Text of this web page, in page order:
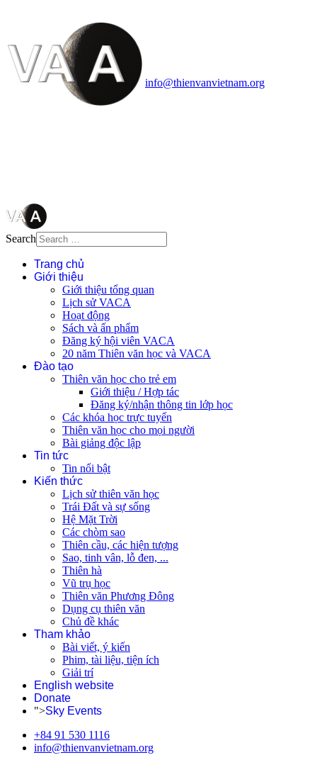
info@thienvanvietnam.org
Trang chủ
Giới thiệu
Giới thiệu tổng quan
Lịch sử VACA
Hoạt động
Sách và ấn phẩm
Đăng ký hội viên VACA
20 năm Thiên văn học và VACA
Đào tạo
Thiên văn học cho trẻ em
Giới thiệu / Hợp tác
Đăng ký/nhận thông tin lớp học
Các khóa học trực tuyến
Thiên văn học cho mọi người
Bài giảng độc lập
Tin tức
Tin nổi bật
Kiến thức
Lịch sử thiên văn học
Trái Đất và sự sống
Hệ Mặt Trời
Các chòm sao
Thiên cầu, các hiện tượng
Sao, tinh vân, lỗ đen, ...
Thiên hà
Vũ trụ học
Thiên văn Phương Đông
Dụng cụ thiên văn
Chủ đề khác
Tham khảo
Bài viết, ý kiến
Phim, tài liệu, tiện ích
Giải trí
English website
Donate
Sky Events
+84 91 530 1116
info@thienvanvietnam.org